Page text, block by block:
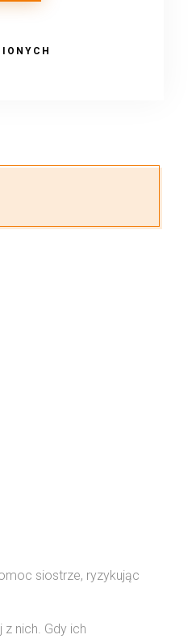
siostrze, ryzykując
nich. Gdy ich